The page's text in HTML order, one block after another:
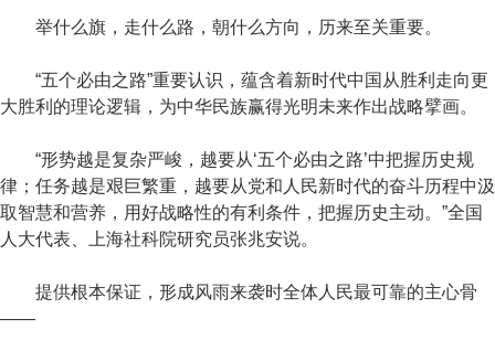
举什么旗，走什么路，朝什么方向，历来至关重要。
“五个必由之路”重要认识，蕴含着新时代中国从胜利走向更
大胜利的理论逻辑，为中华民族赢得光明未来作出战略擘画。
“形势越是复杂严峻，越要从‘五个必由之路’中把握历史规
律；任务越是艰巨繁重，越要从党和人民新时代的奋斗历程中汲
取智慧和营养，用好战略性的有利条件，把握历史主动。”全国
人大代表、上海社科院研究员张兆安说。
提供根本保证，形成风雨来袭时全体人民最可靠的主心骨
——